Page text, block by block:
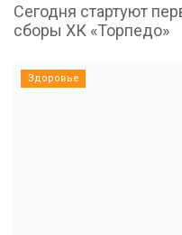
Сегодня стартуют
сборы ХК «Торпедо»
Здоровье